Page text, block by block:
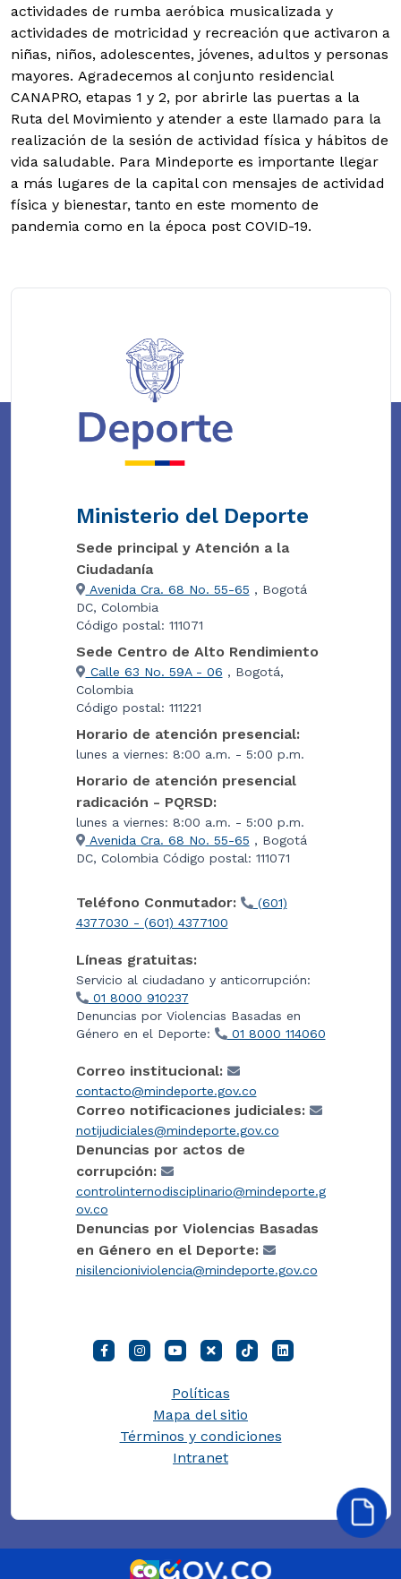
actividades de rumba aeróbica musicalizada y
actividades de motricidad y recreación que activaron a
niñas, niños, adolescentes, jóvenes, adultos y personas
mayores. Agradecemos al conjunto residencial
CANAPRO, etapas 1 y 2, por abrirle las puertas a la
Ruta del Movimiento y atender a este llamado para la
realización de la sesión de actividad física y hábitos de
vida saludable. Para Mindeporte es importante llegar
a más lugares de la capital con mensajes de actividad
física y bienestar, tanto en este momento de
pandemia como en la época post COVID-19.
Ministerio del Deporte
Sede principal y Atención a la
Ciudadanía
Avenida Cra. 68 No. 55-65 , Bogotá
DC, Colombia
Código postal: 111071
Sede Centro de Alto Rendimiento
Calle 63 No. 59A - 06 , Bogotá,
Colombia
Código postal: 111221
Horario de atención presencial:
lunes a viernes: 8:00 a.m. - 5:00 p.m.
Horario de atención presencial
radicación - PQRSD:
lunes a viernes: 8:00 a.m. - 5:00 p.m.
Avenida Cra. 68 No. 55-65 , Bogotá
DC, Colombia Código postal: 111071
Teléfono Conmutador:
(601)
4377030 - (601) 4377100
Líneas gratuitas:
Servicio al ciudadano y anticorrupción:
01 8000 910237
Denuncias por Violencias Basadas en
Género en el Deporte:
01 8000 114060
Correo institucional:
contacto@mindeporte.gov.co
Correo notificaciones judiciales:
notijudiciales@mindeporte.gov.co
Denuncias por actos de
corrupción:
controlinternodisciplinario@mindeporte.g
ov.co
Denuncias por Violencias Basadas
en Género en el Deporte:
nisilencioniviolencia@mindeporte.gov.co
Políticas
Mapa del sitio
Términos y condiciones
Intranet